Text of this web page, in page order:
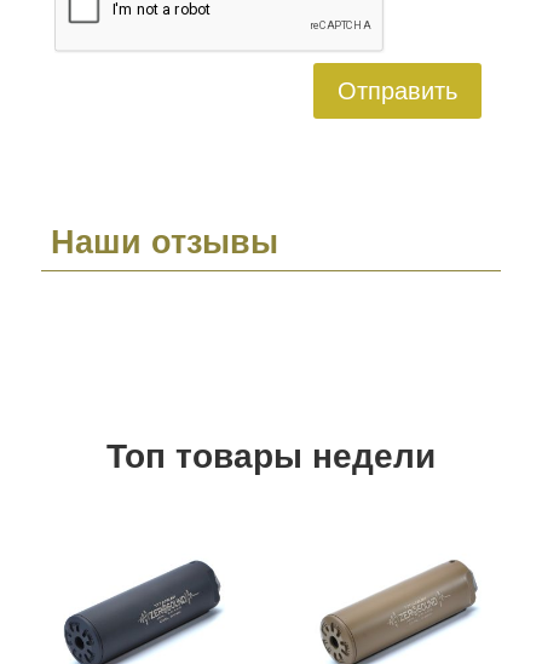
Отправить
Наши отзывы
Топ товары недели